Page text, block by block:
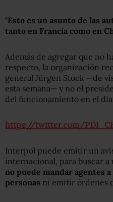
"Esto es un asunto de las
tanto en Francia como en
Además de agregar que no
respecto, la organización
general Jürgen Stock —de
esta semana— y no el
del funcionamiento en el
https://twitter.com/
Interpol puede emitir un
internacional, para buscar a
no puede mandar agentes
personas ni emitir órdenes